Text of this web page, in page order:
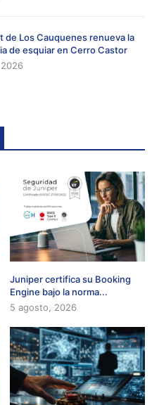
de Los Cauquenes renueva la
de esquiar en Cerro Castor
Juniper certifica su Booking
Engine bajo la norma...
5 agosto, 2026